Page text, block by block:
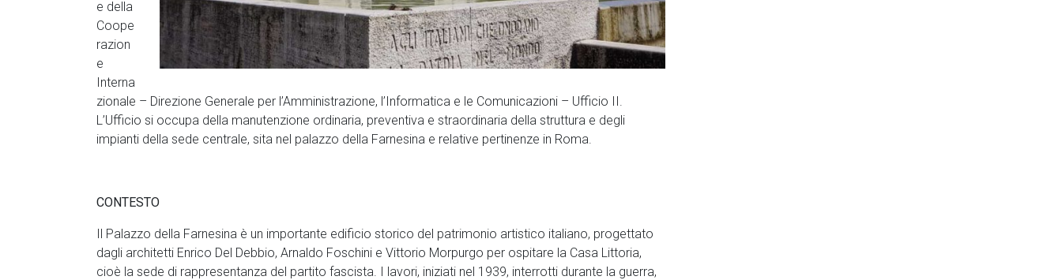
e della
Coope
razion
e
Interna
zionale – Direzione Generale per l’Amministrazione, l’Informatica e le Comunicazioni – Ufficio II.
L’Ufficio si occupa della manutenzione ordinaria, preventiva e straordinaria della struttura e degli
impianti della sede centrale, sita nel palazzo della Farnesina e relative pertinenze in Roma.
CONTESTO
Il Palazzo della Farnesina è un importante edificio storico del patrimonio artistico italiano, progettato
dagli architetti Enrico Del Debbio, Arnaldo Foschini e Vittorio Morpurgo per ospitare la Casa Littoria,
cioè la sede di rappresentanza del partito fascista. I lavori, iniziati nel 1939, interrotti durante la guerra,